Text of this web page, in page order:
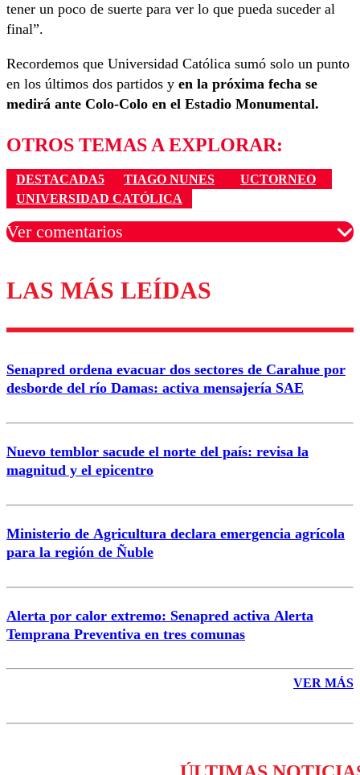
tener un poco de suerte para ver lo que pueda suceder al
final”.
Recordemos que Universidad Católica sumó solo un punto
en los últimos dos partidos y en la próxima fecha se
medirá ante Colo-Colo en el Estadio Monumental.
OTROS TEMAS A EXPLORAR:
DESTACADA5 TIAGO NUNES
UCTORNEO
UNIVERSIDAD CATÓLICA
Ver comentarios
Los comentarios son moderados para garantizar un
diálogo respetuoso.
Correo
LAS MÁS LEÍDAS
Senapred ordena evacuar dos sectores de Carahue por
desborde del río Damas: activa mensajería SAE
Nuevo temblor sacude el norte del país: revisa la
magnitud y el epicentro
Ministerio de Agricultura declara emergencia agrícola
para la región de Ñuble
Alerta por calor extremo: Senapred activa Alerta
Temprana Preventiva en tres comunas
VER MÁS